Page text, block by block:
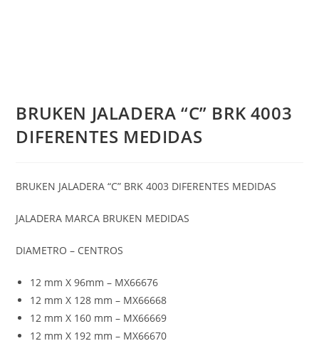
BRUKEN JALADERA “C” BRK 4003
DIFERENTES MEDIDAS
BRUKEN JALADERA “C” BRK 4003 DIFERENTES MEDIDAS
JALADERA MARCA BRUKEN MEDIDAS
DIAMETRO – CENTROS
12 mm X 96mm – MX66676
12 mm X 128 mm – MX66668
12 mm X 160 mm – MX66669
12 mm X 192 mm – MX66670